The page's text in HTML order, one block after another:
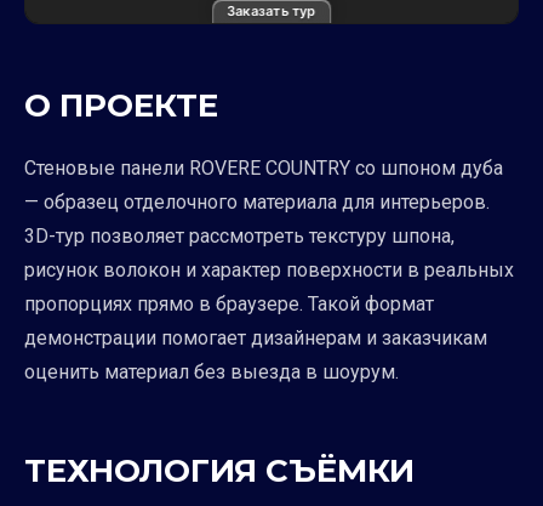
Заказать тур
О ПРОЕКТЕ
Стеновые панели ROVERE COUNTRY со шпоном дуба
— образец отделочного материала для интерьеров.
3D-тур позволяет рассмотреть текстуру шпона,
рисунок волокон и характер поверхности в реальных
пропорциях прямо в браузере. Такой формат
демонстрации помогает дизайнерам и заказчикам
оценить материал без выезда в шоурум.
ТЕХНОЛОГИЯ СЪЁМКИ